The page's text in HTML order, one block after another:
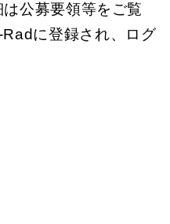
公募要領等をご覧
に登録され、ログ